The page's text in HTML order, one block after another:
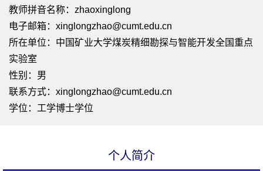
教师拼音名称：zhaoxinglong
电子邮箱： xinglongzhao@cumt.edu.cn
所在单位：中国矿业大学煤炭精细勘探与智能开发全国重点
实验室
性别：男
联系方式：xinglongzhao@cumt.edu.cn
学位：工学博士学位
个人简介